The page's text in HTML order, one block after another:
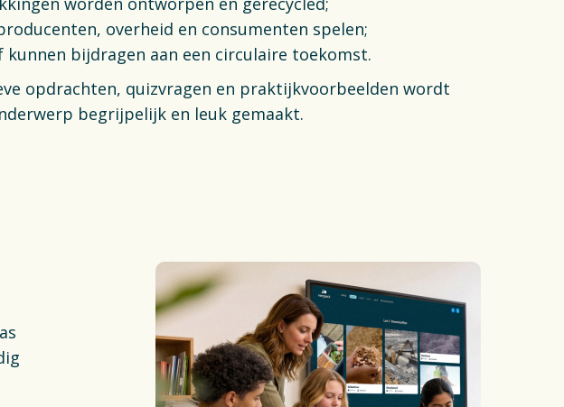
overheid en consumenten spelen;
kunnen bijdragen aan een circulaire toekomst.
opdrachten, quizvragen en praktijkvoorbeelden wordt
begrijpelijk en leuk gemaakt.